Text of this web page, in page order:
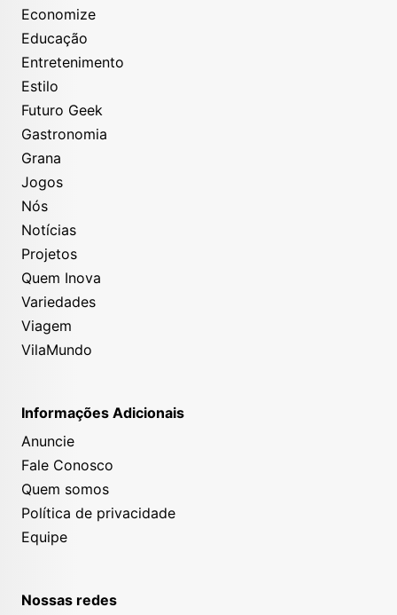
Economize
Educação
Entretenimento
Estilo
Futuro Geek
Gastronomia
Grana
Jogos
Nós
Notícias
Projetos
Quem Inova
Variedades
Viagem
VilaMundo
Informações Adicionais
Anuncie
Fale Conosco
Quem somos
Política de privacidade
Equipe
Nossas redes